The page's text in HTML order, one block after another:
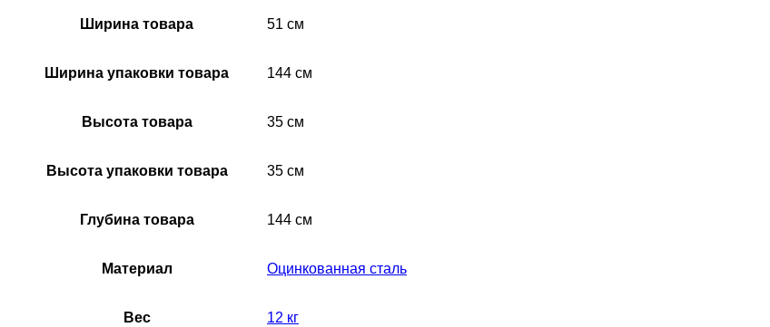
Ширина товара 51 см
Ширина упаковки товара 144 см
Высота товара 35 см
Высота упаковки товара 35 см
Глубина товара 144 см
Материал Оцинкованная сталь
Вес 12 кг